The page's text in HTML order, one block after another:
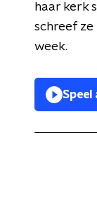
haar kerk
schreef ze
week.
Speel